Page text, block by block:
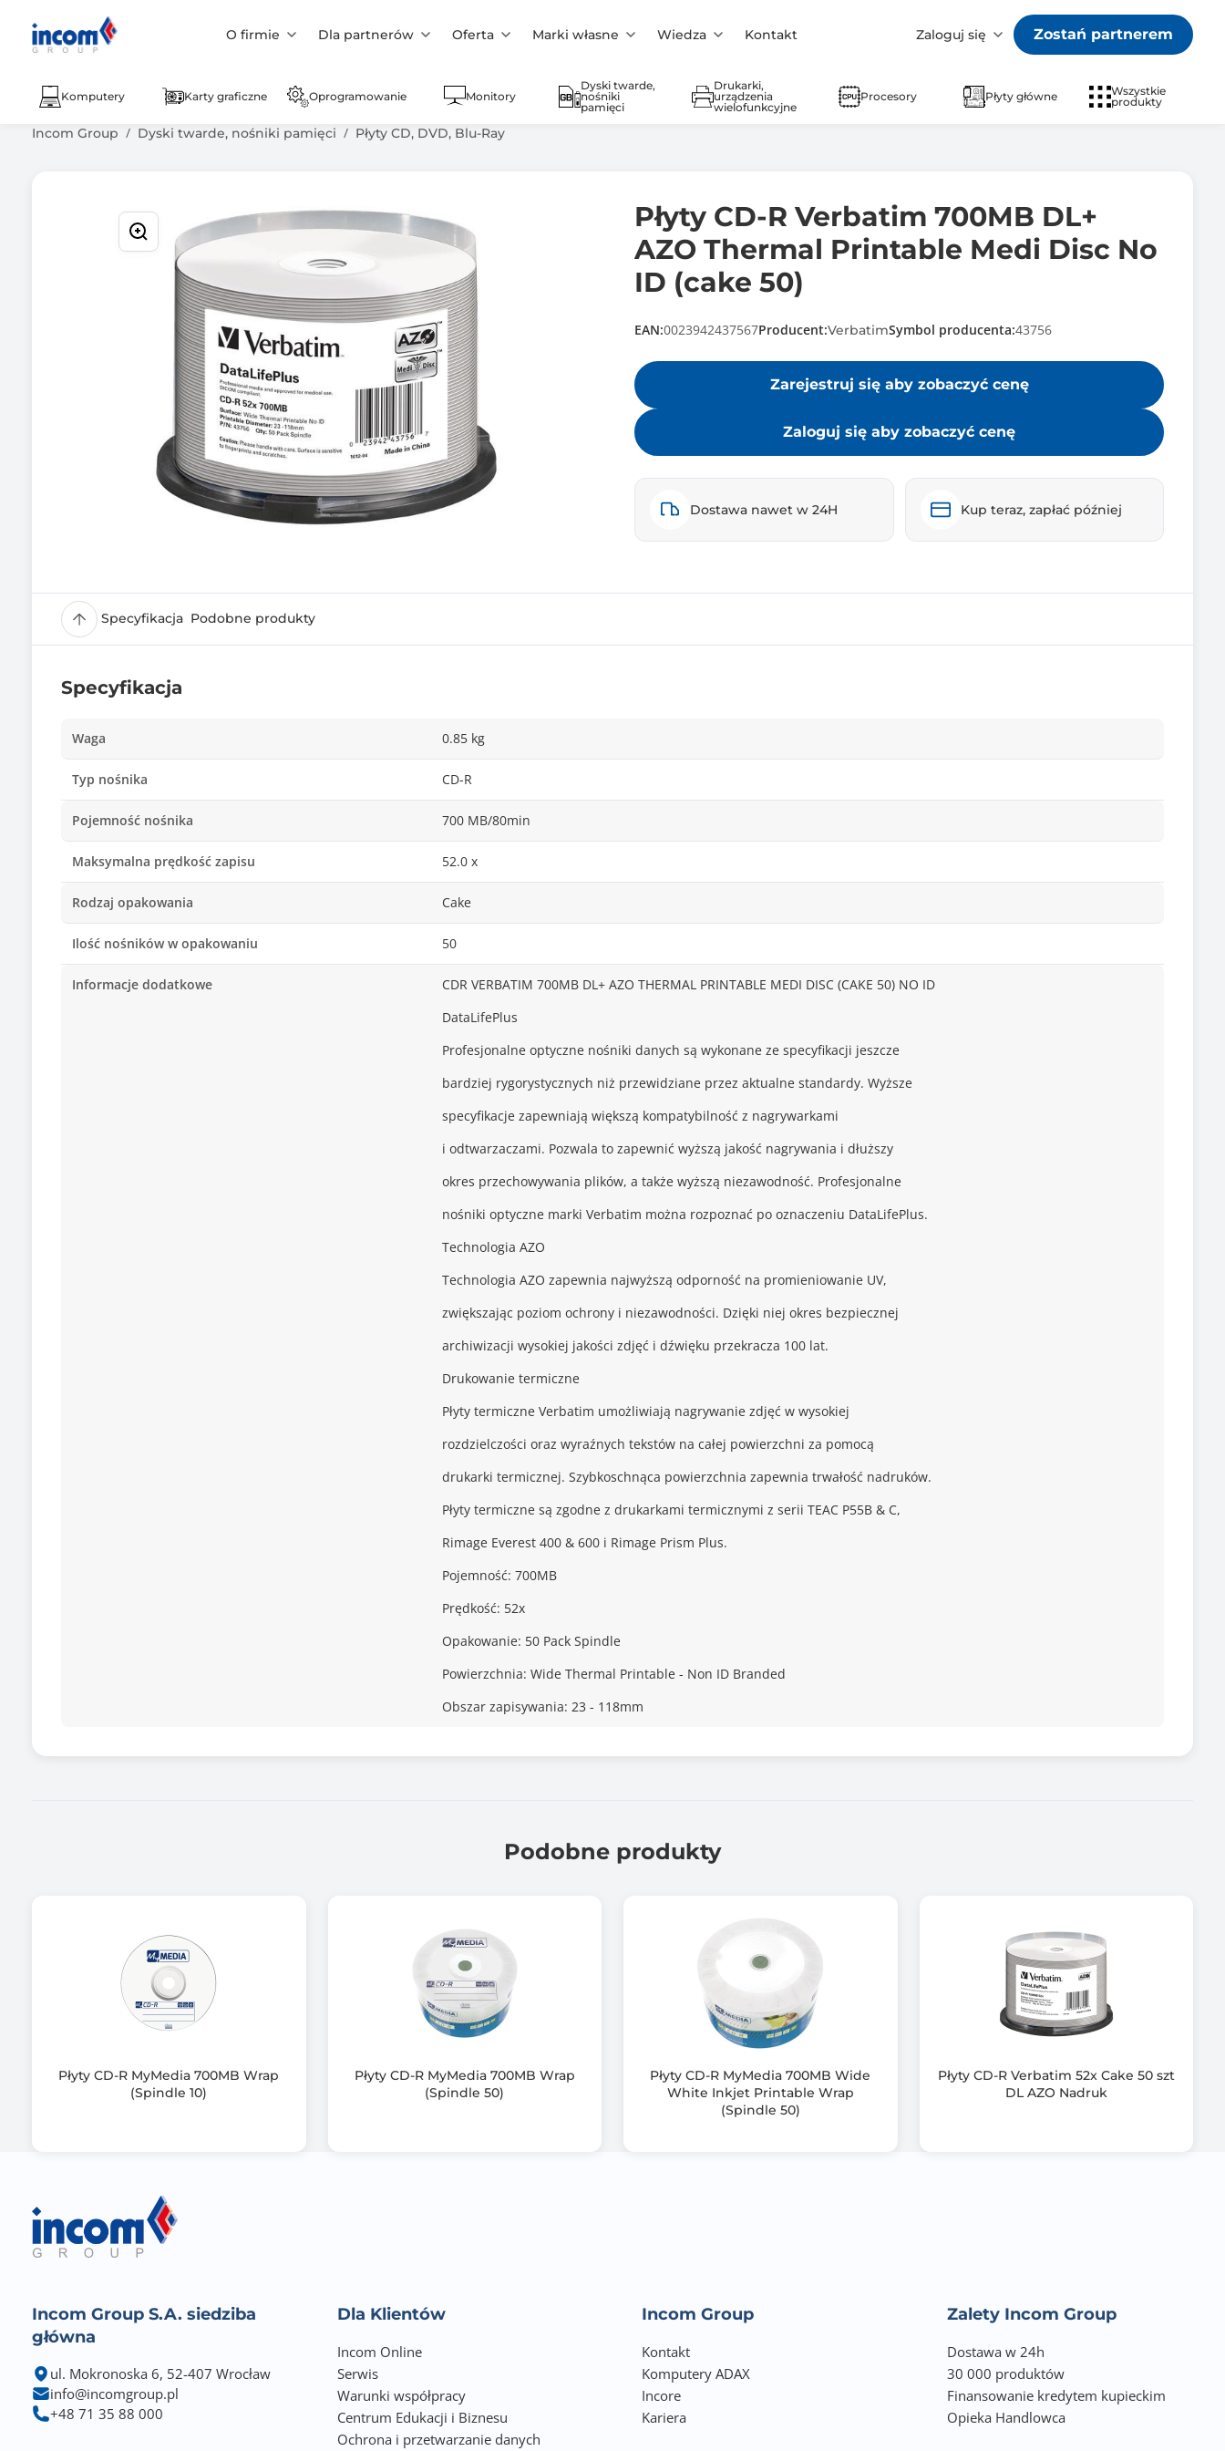
O firmie Dla partnerów Oferta Marki własne Wiedza Kontakt Zaloguj się Zostań partnerem
Komputery Karty graficzne Oprogramowanie Monitory
Dyski twarde,
nośniki
pamięci
Drukarki,
urządzenia
wielofunkcyjne
Procesory Płyty główne
Wszystkie
produkty
Incom Group Dyski twarde, nośniki pamięci Płyty CD, DVD, Blu-Ray
Płyty CD-R Verbatim 700MB DL+
AZO Thermal Printable Medi Disc No
ID (cake 50)
EAN:0023942437567Producent:VerbatimSymbol producenta:43756
Zarejestruj się aby zobaczyć cenę
Zaloguj się aby zobaczyć cenę
Dostawa nawet w 24H Kup teraz, zapłać później
Specyfikacja Podobne produkty
Specyfikacja
Waga 0.85 kg
Typ nośnika CD-R
Pojemność nośnika 700 MB/80min
Maksymalna prędkość zapisu 52.0 x
Rodzaj opakowania Cake
Ilość nośników w opakowaniu 50
Informacje dodatkowe
CDR VERBATIM 700MB DL+ AZO THERMAL PRINTABLE MEDI DISC (CAKE 50) NO ID
DataLifePlus
Profesjonalne optyczne nośniki danych są wykonane ze specyfikacji jeszcze
bardziej rygorystycznych niż przewidziane przez aktualne standardy. Wyższe
specyfikacje zapewniają większą kompatybilność z nagrywarkami
i odtwarzaczami. Pozwala to zapewnić wyższą jakość nagrywania i dłuższy
okres przechowywania plików, a także wyższą niezawodność. Profesjonalne
nośniki optyczne marki Verbatim można rozpoznać po oznaczeniu DataLifePlus.
Technologia AZO
Technologia AZO zapewnia najwyższą odporność na promieniowanie UV,
zwiększając poziom ochrony i niezawodności. Dzięki niej okres bezpiecznej
archiwizacji wysokiej jakości zdjęć i dźwięku przekracza 100 lat.
Drukowanie termiczne
Płyty termiczne Verbatim umożliwiają nagrywanie zdjęć w wysokiej
rozdzielczości oraz wyraźnych tekstów na całej powierzchni za pomocą
drukarki termicznej. Szybkoschnąca powierzchnia zapewnia trwałość nadruków.
Płyty termiczne są zgodne z drukarkami termicznymi z serii TEAC P55B & C,
Rimage Everest 400 & 600 i Rimage Prism Plus.
Pojemność: 700MB
Prędkość: 52x
Opakowanie: 50 Pack Spindle
Powierzchnia: Wide Thermal Printable - Non ID Branded
Obszar zapisywania: 23 - 118mm
Podobne produkty
Płyty CD-R MyMedia 700MB Wrap
(Spindle 10)
Płyty CD-R MyMedia 700MB Wrap
(Spindle 50)
Płyty CD-R MyMedia 700MB Wide
White Inkjet Printable Wrap
(Spindle 50)
Płyty CD-R Verbatim 52x Cake 50 szt
DL AZO Nadruk
Incom Group S.A. siedziba
główna
ul. Mokronoska 6, 52-407 Wrocław
info@incomgroup.pl
+48 71 35 88 000
Dla Klientów
Incom Online
Serwis
Warunki współpracy
Centrum Edukacji i Biznesu
Ochrona i przetwarzanie danych
Incom Group
Kontakt
Komputery ADAX
Incore
Kariera
Zalety Incom Group
Dostawa w 24h
30 000 produktów
Finansowanie kredytem kupieckim
Opieka Handlowca